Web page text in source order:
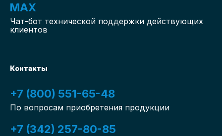
MAX
Чат-бот технической поддержки действующих
клиентов
Контакты
+7 (800) 551-65-48
По вопросам приобретения продукции
+7 (342) 257-80-85